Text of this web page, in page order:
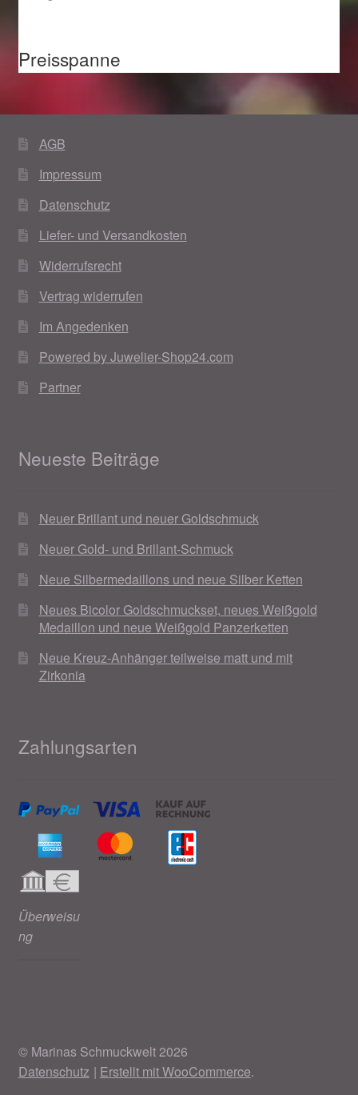
Preisspanne
AGB
Impressum
Datenschutz
Liefer- und Versandkosten
Widerrufsrecht
Vertrag widerrufen
Im Angedenken
Powered by Juwelier-Shop24.com
Partner
Neueste Beiträge
Neuer Brillant und neuer Goldschmuck
Neuer Gold- und Brillant-Schmuck
Neue Silbermedaillons und neue Silber Ketten
Neues Bicolor Goldschmuckset, neues Weißgold
Medaillon und neue Weißgold Panzerketten
Neue Kreuz-Anhänger teilweise matt und mit
Zirkonia
Zahlungsarten
Überweisu
ng
© Marinas Schmuckwelt 2026
Datenschutz
Erstellt mit WooCommerce.